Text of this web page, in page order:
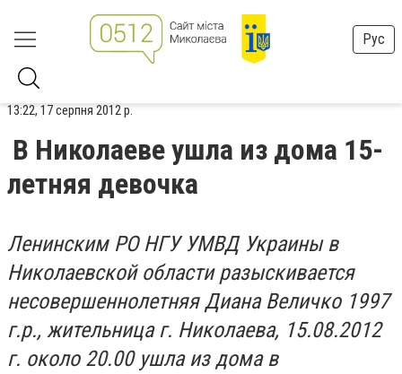
Рус
13:22, 17 серпня 2012 р.
В Николаеве ушла из дома 15-
летняя девочка
Ленинским РО НГУ УМВД Украины в
Николаевской области разыскивается
несовершеннолетняя Диана Величко 1997
г.р., жительница г. Николаева, 15.08.2012
г. около 20.00 ушла из дома в